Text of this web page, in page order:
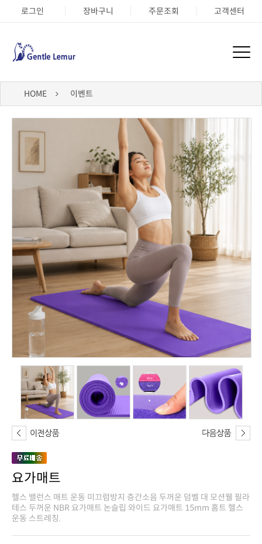
로그인 장바구니 주문조회 고객센터
HOME 이벤트
요가매트
운동 스트레칭.